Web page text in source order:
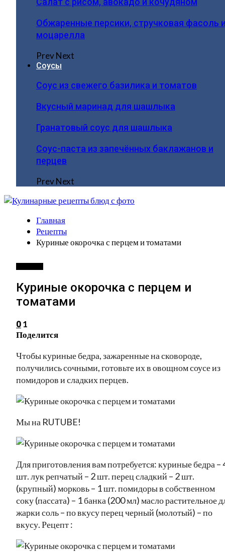
Обжаренные персики, стручковая фасоль
моцарелла
PrevNext
Соусы
Соус из свежего базилика и томатов
Вкусный маринад для шашлыка
Гранатовый соус для шашлыка
Соус-паста из запечённых баклажанов и
перцев
PrevNext
Главная
Рецепты
Куриные окорочка с перцем и томатами
Куриные окорочка с перцем и
томатами
0 1
Поделится
Чтобы куриные бедра, зажаренные на сковороде,
получились сочными, готовьте их в овощном соусе из
помидоров и сладких перцев.
Мы на RUTUBE!
Для приготовления вам потребуется: куриные бедра –
шт. лук репчатый – 2 шт. перец сладкий – 2 шт.
(крупный) морковь – 1 шт. помидоры в собственном
соку (пассата) – 1 банка (200 мл) масло растительное
жарки соль – по вкусу перец черный (молотый) – по
вкусу. Рецепт :